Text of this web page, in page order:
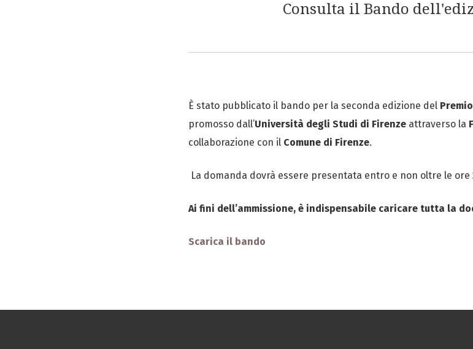
Consulta il Bando
È stato pubblicato il bando per la seconda edizione del
promosso dall’Università degli Studi di Firenze attraverso la
collaborazione con il Comune di Firenze.
La domanda dovrà essere presentata entro e non oltre le ore
Ai fini dell’ammissione, è indispensabile caricare tutta la
Scarica il bando